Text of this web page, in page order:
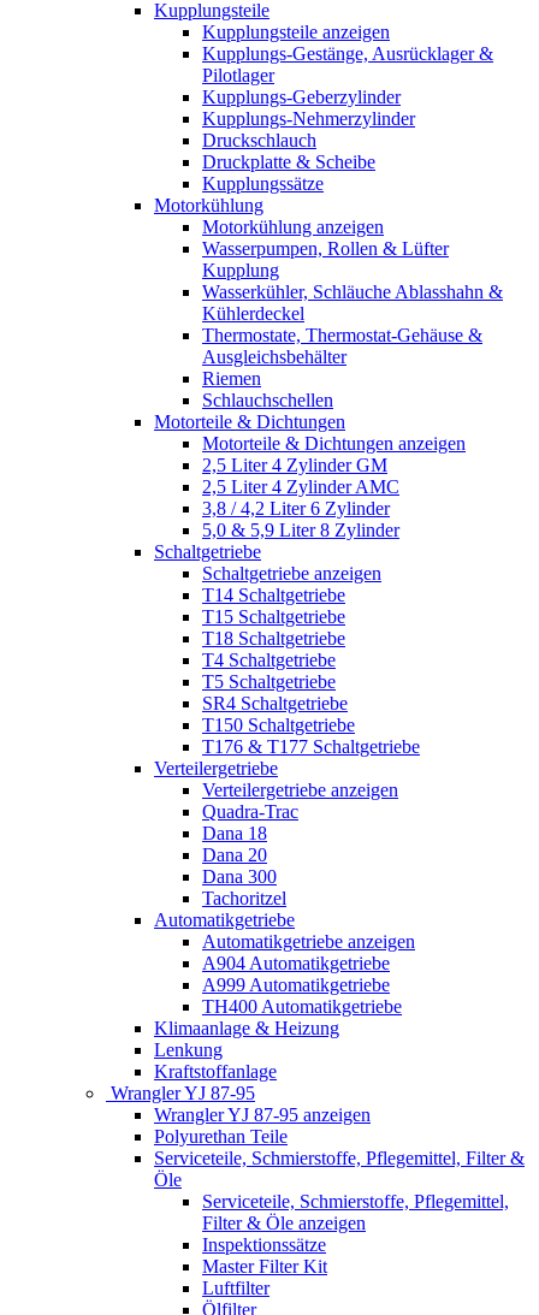
Kupplungsteile
Kupplungsteile anzeigen
Kupplungs-Gestänge, Ausrücklager &
Pilotlager
Kupplungs-Geberzylinder
Kupplungs-Nehmerzylinder
Druckschlauch
Druckplatte & Scheibe
Kupplungssätze
Motorkühlung
Motorkühlung anzeigen
Wasserpumpen, Rollen & Lüfter
Kupplung
Wasserkühler, Schläuche Ablasshahn &
Kühlerdeckel
Thermostate, Thermostat-Gehäuse &
Ausgleichsbehälter
Riemen
Schlauchschellen
Motorteile & Dichtungen
Motorteile & Dichtungen anzeigen
2,5 Liter 4 Zylinder GM
2,5 Liter 4 Zylinder AMC
3,8 / 4,2 Liter 6 Zylinder
5,0 & 5,9 Liter 8 Zylinder
Schaltgetriebe
Schaltgetriebe anzeigen
T14 Schaltgetriebe
T15 Schaltgetriebe
T18 Schaltgetriebe
T4 Schaltgetriebe
T5 Schaltgetriebe
SR4 Schaltgetriebe
T150 Schaltgetriebe
T176 & T177 Schaltgetriebe
Verteilergetriebe
Verteilergetriebe anzeigen
Quadra-Trac
Dana 18
Dana 20
Dana 300
Tachoritzel
Automatikgetriebe
Automatikgetriebe anzeigen
A904 Automatikgetriebe
A999 Automatikgetriebe
TH400 Automatikgetriebe
Klimaanlage & Heizung
Lenkung
Kraftstoffanlage
Wrangler YJ 87-95
Wrangler YJ 87-95 anzeigen
Polyurethan Teile
Serviceteile, Schmierstoffe, Pflegemittel, Filter &
Öle
Serviceteile, Schmierstoffe, Pflegemittel,
Filter & Öle anzeigen
Inspektionssätze
Master Filter Kit
Luftfilter
Ölfilter